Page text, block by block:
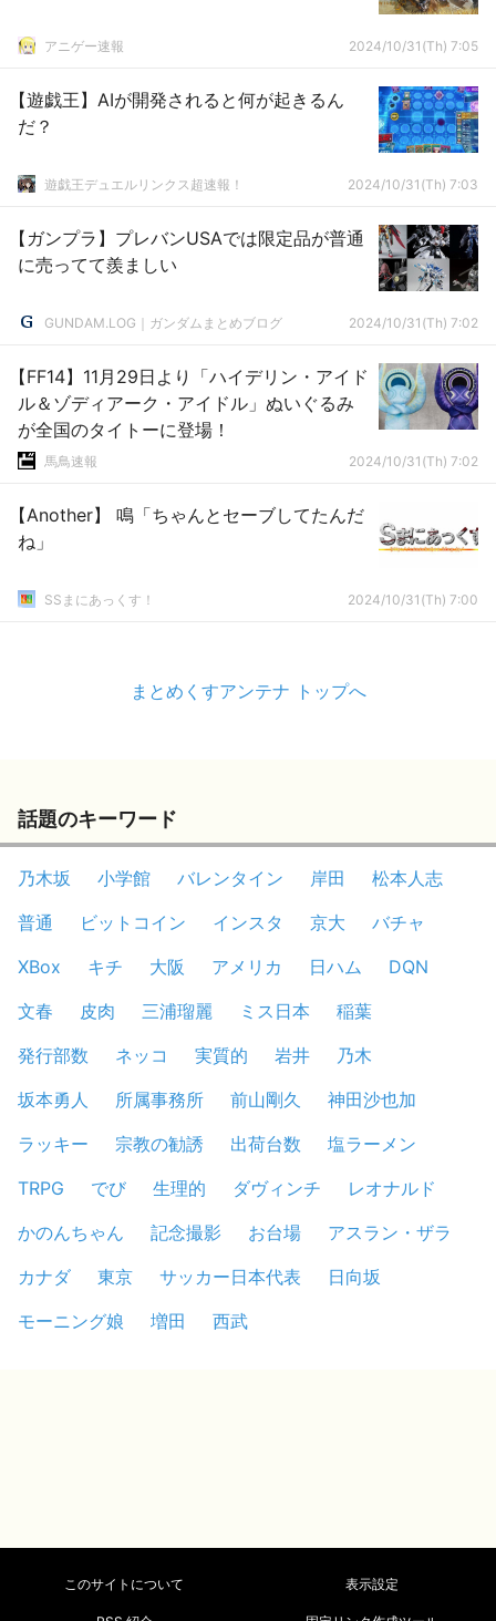
アニゲー速報 2024/10/31(Th) 7:05
【遊戯王】AIが開発されると何が起きるん
だ？
遊戯王デュエルリンクス超速報！ 2024/10/31(Th) 7:03
【ガンプラ】プレバンUSAでは限定品が普通
に売ってて羨ましい
GUNDAM.LOG｜ガンダムまとめブログ 2024/10/31(Th) 7:02
【FF14】11月29日より「ハイデリン・アイド
ル＆ゾディアーク・アイドル」ぬいぐるみ
が全国のタイトーに登場！
馬鳥速報 2024/10/31(Th) 7:02
【Another】 鳴「ちゃんとセーブしてたんだ
ね」
SSまにあっくす！ 2024/10/31(Th) 7:00
まとめくすアンテナ トップへ
話題のキーワード
乃木坂 小学館 バレンタイン 岸田
松本人志
普通
ビットコイン インスタ 京大
バチャ
XBox
キチ 大阪 アメリカ 日ハム
DQN
文春
皮肉 三浦瑠麗 ミス日本
稲葉
発行部数
ネッコ 実質的 岩井
乃木
坂本勇人
所属事務所 前山剛久
神田沙也加
ラッキー
宗教の勧誘 出荷台数
塩ラーメン
TRPG
でび 生理的 ダヴィンチ
レオナルド
かのんちゃん
記念撮影 お台場
アスラン・ザラ
カナダ
東京 サッカー日本代表
日向坂
モーニング娘
増田 西武
このサイトについて 表示設定